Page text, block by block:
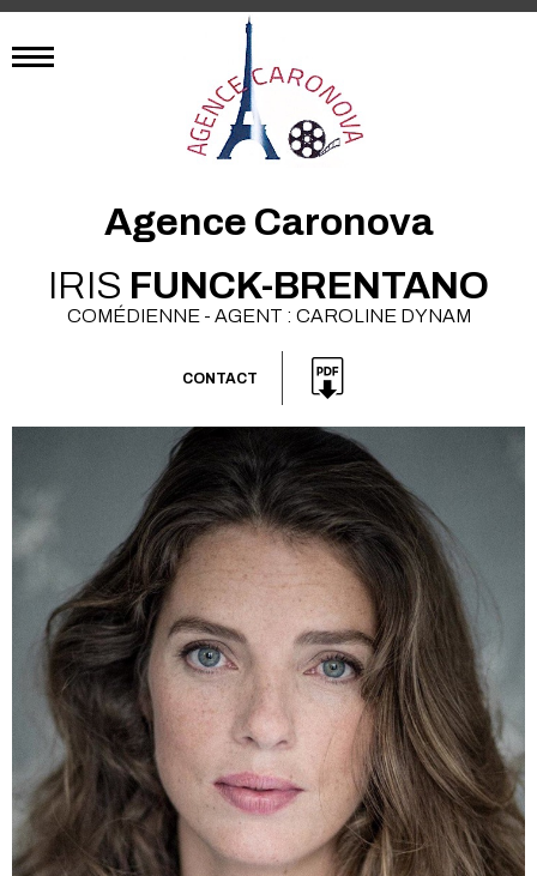
Agence Caronova
IRIS FUNCK-BRENTANO
COMÉDIENNE - AGENT : CAROLINE DYNAM
CONTACT